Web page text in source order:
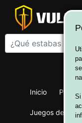
Inicio
Juegos de
Si